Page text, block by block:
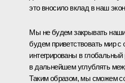
это вносило вклад в наш
Мы не будем закрывать
будем приветствовать мир
интегрированы в
в дальнейшем углублять
Таким образом, мы сможем